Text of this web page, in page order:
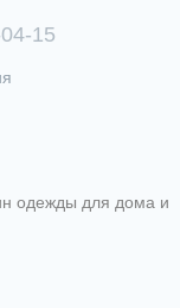
15
одежды для дома и